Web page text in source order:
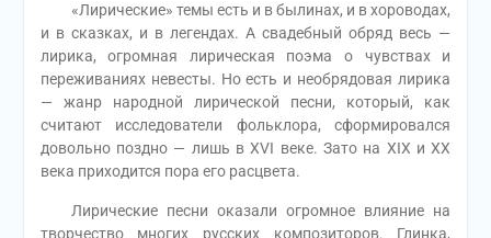
«Лирические» темы есть и в былинах, и в хороводах,
и в сказках, и в легендах. А свадебный обряд весь —
лирика, огромная лирическая поэма о чувствах и
переживаниях невесты. Но есть и необрядовая лирика
— жанр народной лирической песни, который, как
считают исследователи фольклора, сформировался
довольно поздно — лишь в XVI веке. Зато на XIX и XX
века приходится пора его расцвета.
Лирические песни оказали огромное влияние на
творчество многих русских композиторов. Глинка,